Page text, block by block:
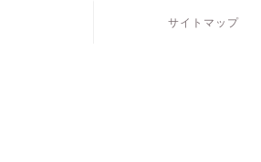
サイトマップ